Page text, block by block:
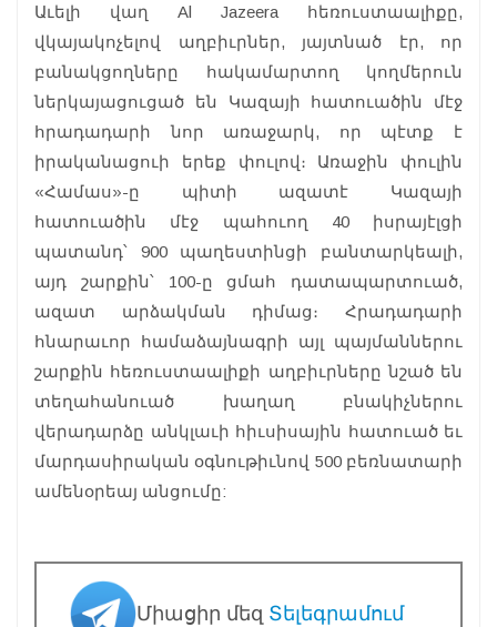
Աւելի վաղ Al Jazeera հեռուստաալիքը,
վկայակոչելով աղբիւրներ, յայտնած էր, որ
բանակցողները հակամարտող կողմերուն
ներկայացուցած են Կազայի հատուածին մէջ
հրադադարի նոր առաջարկ, որ պէտք է
իրականացուի երեք փուլով։ Առաջին փուլին
«Համաս»-ը պիտի ազատէ Կազայի
հատուածին մէջ պահուող 40 իսրայէլցի
պատանդ՝ 900 պաղեստինցի բանտարկեալի,
այդ շարքին՝ 100-ը ցմահ դատապարտուած,
ազատ արձակման դիմաց։ Հրադադարի
հնարաւոր համաձայնագրի այլ պայմաններու
շարքին հեռուստաալիքի աղբիւրները նշած են
տեղահանուած խաղաղ բնակիչներու
վերադարձը անկլաւի հիւսիսային հատուած եւ
մարդասիրական օգնութիւնով 500 բեռնատարի
ամենօրեայ անցումը:
Միացիր մեզ Տելեգրամում